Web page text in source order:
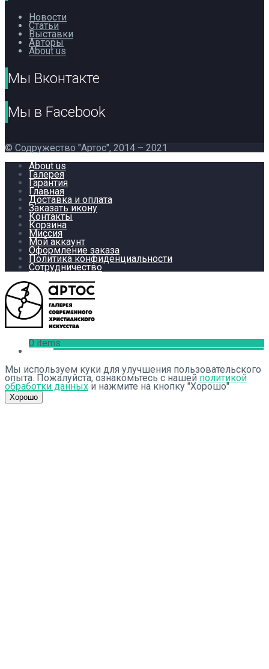
Новости
Статьи
Выставки
Авторы
About us
Мы Вконтакте
Мы в Facebook
© Содружество "Артос", 2014 – 2021
About us
Галерея
Гарантия
Главная
Доставка и оплата
Заказать икону
Контакты
Корзина
Миссия
Мой аккаунт
Оформление заказа
Политика конфиденциальности
Сотрудничество
0 items
Мы используем куки для улучшения пользовательского
опыта. Пожалуйста, ознакомьтесь с нашей политикой
обработки данных и нажмите на кнопку "Хорошо"
Хорошо